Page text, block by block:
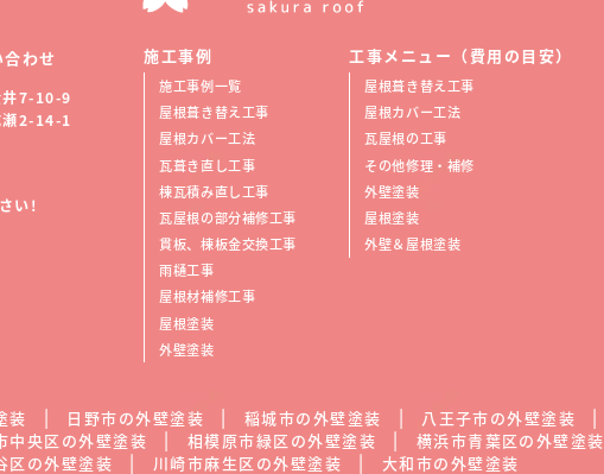
わせ
井7-10-9
2-14-1
い!
施工事例
施工事例一覧
屋根葺き替え工事
屋根カバー工法
瓦葺き直し工事
棟瓦積み直し工事
瓦屋根の部分補修工事
貫板、棟板金交換工事
雨樋工事
屋根材補修工事
屋根塗装
外壁塗装
工事メニュー（費用の目安）
屋根葺き替え工事
屋根カバー工法
瓦屋根の工事
その他修理・補修
外壁塗装
屋根塗装
外壁＆屋根塗装
装 日野市の外壁塗装 稲城市の外壁塗装
八王子市の外壁塗装
中央区の外壁塗装
相模原市緑区の外壁塗装
横浜市青葉区の外壁塗装
区の外壁塗装
川崎市麻生区の外壁塗装 大和市の外壁塗装